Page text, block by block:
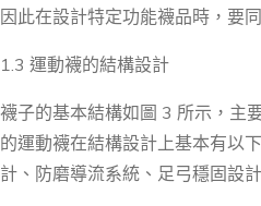
因此在設計特定功能襪品時，要
1.3 運動襪的結構設計
襪子的基本結構如圖 3 所示，主
的運動襪在結構設計上基本有以
計、防磨導流系統、足弓穩固設